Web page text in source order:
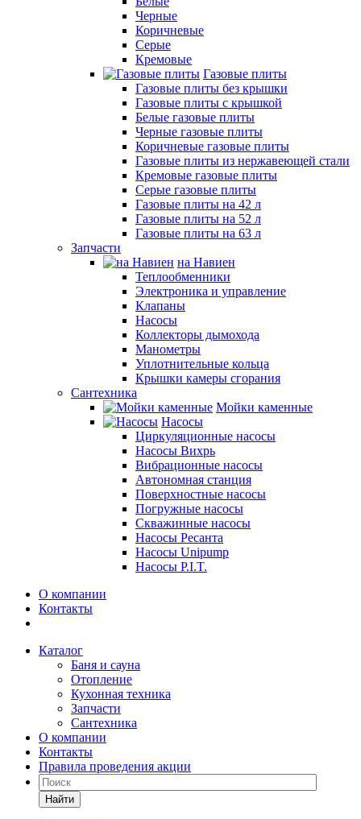
Черные
Коричневые
Серые
Кремовые
Газовые плиты
Газовые плиты без крышки
Газовые плиты с крышкой
Белые газовые плиты
Черные газовые плиты
Коричневые газовые плиты
Газовые плиты из нержавеющей стали
Кремовые газовые плиты
Серые газовые плиты
Газовые плиты на 42 л
Газовые плиты на 52 л
Газовые плиты на 63 л
Запчасти
на Навиен
Теплообменники
Электроника и управление
Клапаны
Насосы
Коллекторы дымохода
Манометры
Уплотнительные кольца
Крышки камеры сгорания
Сантехника
Мойки каменные
Насосы
Циркуляционные насосы
Насосы Вихрь
Вибрационные насосы
Автономная станция
Поверхностные насосы
Погружные насосы
Скважинные насосы
Насосы Ресанта
Насосы Unipump
Насосы P.I.T.
О компании
Контакты
Каталог
Баня и сауна
Отопление
Кухонная техника
Запчасти
Сантехника
О компании
Контакты
Правила проведения акции
Найти